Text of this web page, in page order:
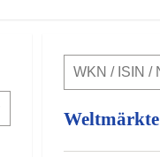
Weltmärkte